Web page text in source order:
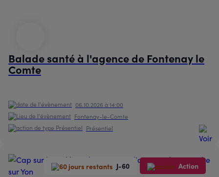
Balade santé à l'agence de Fontenay le
Comte
06.10.2026 à 14:00
Fontenay-le-Comte
Présentiel
J-60 Action